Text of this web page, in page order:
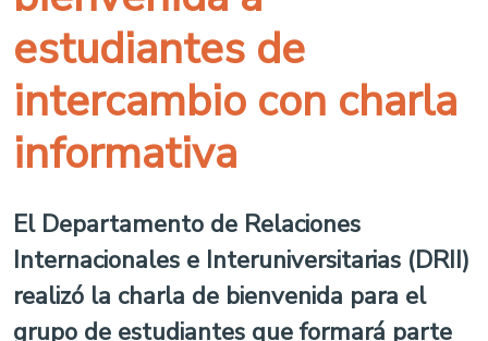
estudiantes de
intercambio con charla
informativa
El Departamento de Relaciones
Internacionales e Interuniversitarias (DRII)
realizó la charla de bienvenida para el
grupo de estudiantes que formará parte